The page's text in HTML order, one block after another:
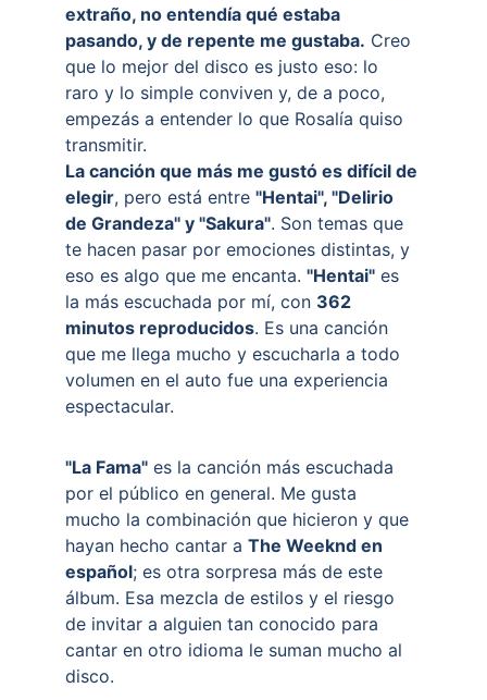
extraño, no entendía qué estaba
pasando, y de repente me gustaba. Creo
que lo mejor del disco es justo eso: lo
raro y lo simple conviven y, de a poco,
empezás a entender lo que Rosalía quiso
transmitir.
La canción que más me gustó es difícil de
elegir, pero está entre "Hentai", "Delirio
de Grandeza" y "Sakura". Son temas que
te hacen pasar por emociones distintas, y
eso es algo que me encanta. "Hentai" es
la más escuchada por mí, con 362
minutos reproducidos. Es una canción
que me llega mucho y escucharla a todo
volumen en el auto fue una experiencia
espectacular.
"La Fama" es la canción más escuchada
por el público en general. Me gusta
mucho la combinación que hicieron y que
hayan hecho cantar a The Weeknd en
español; es otra sorpresa más de este
álbum. Esa mezcla de estilos y el riesgo
de invitar a alguien tan conocido para
cantar en otro idioma le suman mucho al
disco.